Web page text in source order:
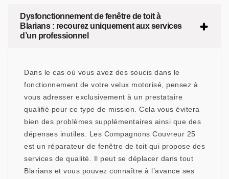
Dysfonctionnement de fenêtre de toit à
Blarians : recourez uniquement aux services
d’un professionnel
Dans le cas où vous avez des soucis dans le
fonctionnement de votre velux motorisé, pensez à
vous adresser exclusivement à un prestataire
qualifié pour ce type de mission. Cela vous évitera
bien des problèmes supplémentaires ainsi que des
dépenses inutiles. Les Compagnons Couvreur 25
est un réparateur de fenêtre de toit qui propose des
services de qualité. Il peut se déplacer dans tout
Blarians et vous pouvez connaître à l’avance ses